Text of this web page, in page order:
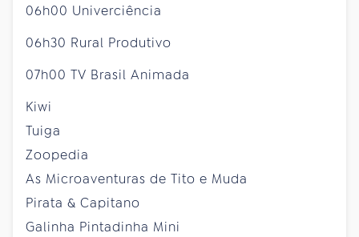
06h00 Univerciência
06h30 Rural Produtivo
07h00 TV Brasil Animada
Kiwi
Tuiga
Zoopedia
As Microaventuras de Tito e Muda
Pirata & Capitano
Galinha Pintadinha Mini